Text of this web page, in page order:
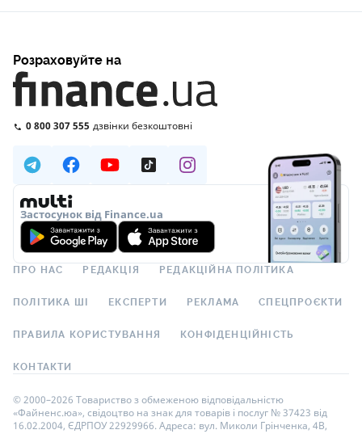
Розраховуйте на
0 800 307 555 дзвінки безкоштовні
Застосунок від Finance.ua
ПРО НАС РЕДАКЦІЯ РЕДАКЦІЙНА ПОЛІТИКА
ПОЛІТИКА ШІ ЕКСПЕРТИ РЕКЛАМА СПЕЦПРОЄКТИ
ПРАВИЛА КОРИСТУВАННЯ КОНФІДЕНЦІЙНІСТЬ
КОНТАКТИ
© 2000–2026 Товариство з обмеженою відповідальністю
«Файненс.юа», свідоцтво на знак для товарів і послуг № 37423 від
16.02.2004, ЄДРПОУ 22929966. Адреса: вул. Миколи Грінченка, 4В,